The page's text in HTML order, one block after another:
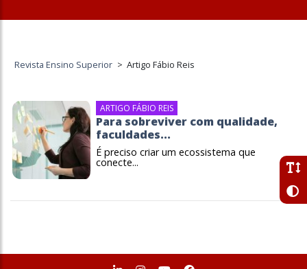
Revista Ensino Superior > Artigo Fábio Reis
ARTIGO FÁBIO REIS
Para sobreviver com qualidade,
faculdades...
É preciso criar um ecossistema que
conecte...